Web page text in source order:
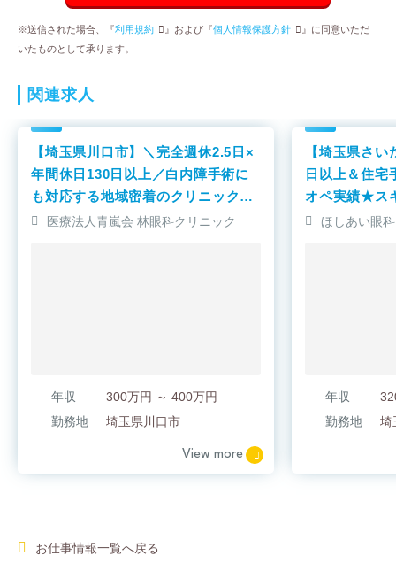
※送信された場合、『利用規約 』および『個人情報保護方針
』に同意いただ
いたものとして承ります。
関連求⼈
【埼玉県川口市】＼完全週休2.5日×
年間休日130日以上／白内障手術に
も対応する地域密着のクリニックで
す！医療法人青嵐会 林眼科クリニック
年収
300万円 ～ 400万円
勤務地
埼玉県川口市
View more
【埼玉県さ
日以上＆住
オペ実績★ス
の眼科クリニ
ほしあい眼科
年収
勤務地
埼
お仕事情報一覧へ戻る